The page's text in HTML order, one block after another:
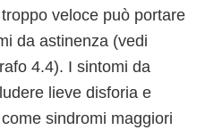
troppo veloce può portare
da astinenza (vedi
4.4). I sintomi da
lieve disforia e
sindromi maggiori